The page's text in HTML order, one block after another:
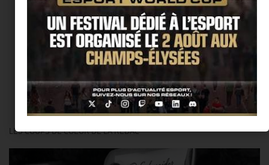
@Thierry Ker
LES COUPS DE COEUR DE LA RÉDAC’